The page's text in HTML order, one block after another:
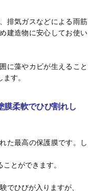
排気ガスなどによる雨筋
建造物に安心してお使い
に藻やカビが生えること
す。
膜柔軟でひび割れし
た最高の保護膜です。し
とができます。
でひびが入りますが、